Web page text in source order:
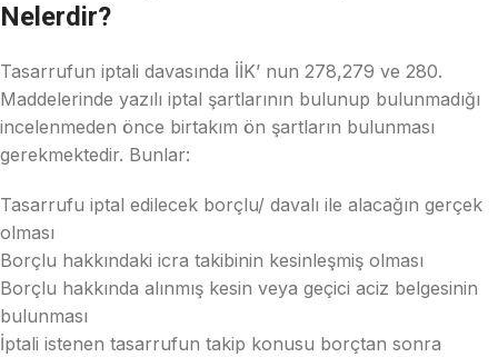
Nelerdir?
Tasarrufun iptali davasında İİK’ nun 278,279 ve 280.
Maddelerinde yazılı iptal şartlarının bulunup bulunmadığı
incelenmeden önce birtakım ön şartların bulunması
gerekmektedir. Bunlar:
Tasarrufu iptal edilecek borçlu/ davalı ile alacağın gerçek
olması
Borçlu hakkındaki icra takibinin kesinleşmiş olması
Borçlu hakkında alınmış kesin veya geçici aciz belgesinin
bulunması
İptali istenen tasarrufun takip konusu borçtan sonra